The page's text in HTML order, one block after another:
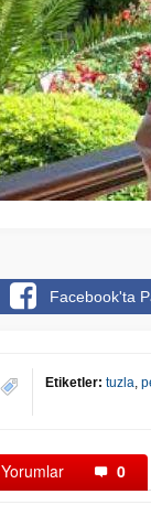
Facebook'ta
Etiketler: tuzla,
Yorumlar 0